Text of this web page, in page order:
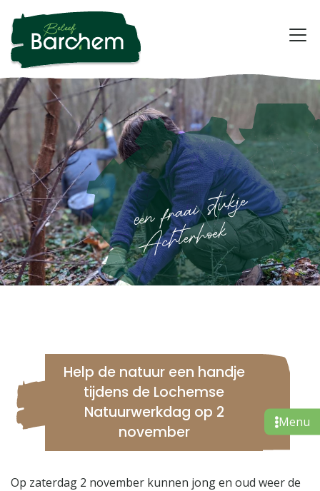
Help de natuur een handje
tijdens de Lochemse
Natuurwerkdag op 2
november
Op zaterdag 2 november kunnen jong en oud weer de